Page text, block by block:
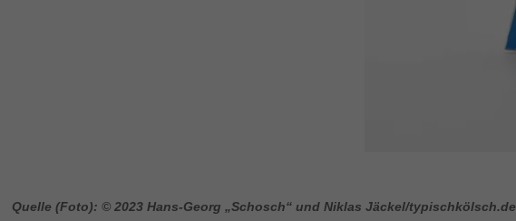
Quelle (Foto): © 2023 Hans-Georg „Schosch“ und Niklas Jäckel/typischkölsch.de